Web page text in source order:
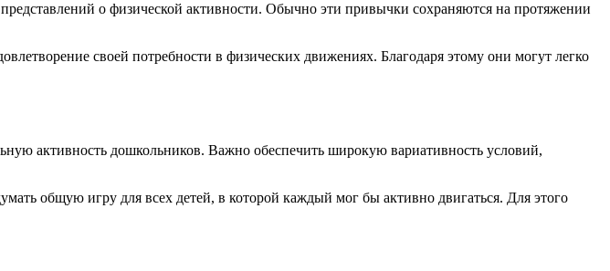
о физической активности. Обычно эти привычки сохраняются на протяжении
своей потребности в физических движениях. Благодаря этому они могут легко
активность дошкольников. Важно обеспечить широкую вариативность условий,
общую игру для всех детей, в которой каждый мог бы активно двигаться. Для этого